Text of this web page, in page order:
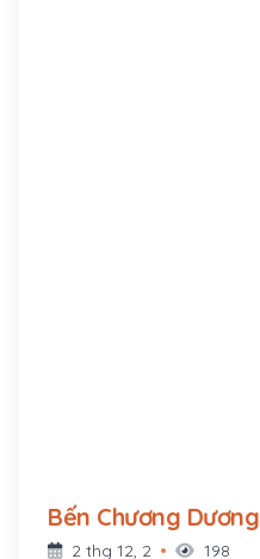
Bến Chương Dương
2 thg 12, 2 198